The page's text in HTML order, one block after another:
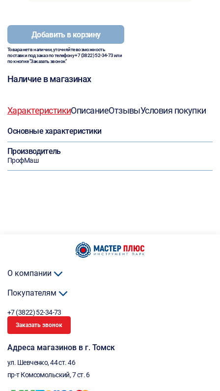
Добавить в корзину
Товара нет в наличии, уточняйте возможность
поставки под заказ по телефону+7 (3822) 52-34-73или
по кнопке "Заказать звонок"
Наличие в магазинах
ХарактеристикиОписаниеОтзывыУсловия покупки
Основные характеристики
Производитель
ПрофМаш
О компании
Покупателям
+7 (3822) 52-34-73
Заказать звонок
Адреса магазинов в г. Томск
ул. Шевченко, 44 ст. 46
пр-т Комсомольский, 7 ст. 6